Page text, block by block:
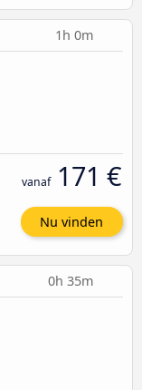
1h 0m
vanaf 171 €
Nu vinden
0h 35m